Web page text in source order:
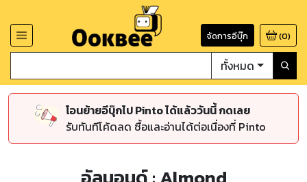
จัดการอีบุ๊ก (0)
ทั้งหมด
โอนย้ายอีบุ๊กไป Pinto ได้แล้ววันนี้ กดเลย
รับทันทีโค้ดลด ซื้อและอ่านได้ต่อเนื่องที่ Pinto